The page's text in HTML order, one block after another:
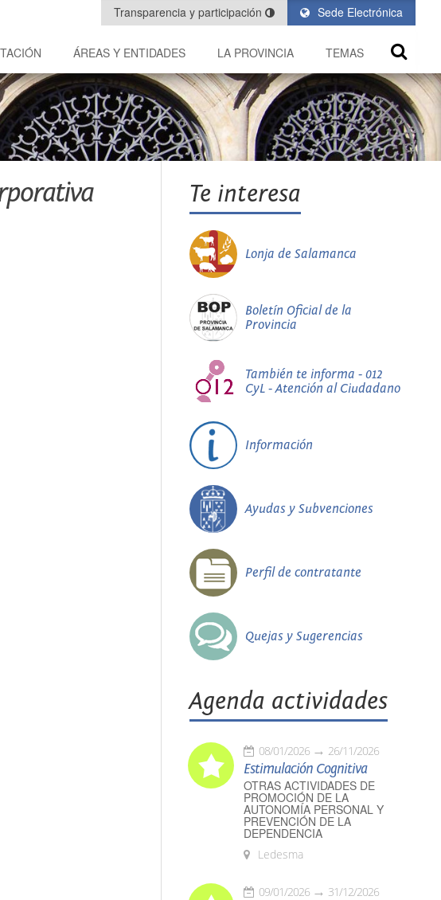
Sede Electrónica
Transparencia y participación
ÁREAS Y ENTIDADES LA PROVINCIA TEMAS
Te interesa
Lonja de Salamanca
Boletín Oficial de la
Provincia
También te informa - 012
CyL - Atención al Ciudadano
Información
Ayudas y Subvenciones
Perfil de contratante
Quejas y Sugerencias
Agenda actividades
08/01/2026 26/11/2026
Estimulación Cognitiva
OTRAS ACTIVIDADES DE
PROMOCIÓN DE LA
AUTONOMÍA PERSONAL Y
PREVENCIÓN DE LA
DEPENDENCIA
Ledesma
09/01/2026 31/12/2026